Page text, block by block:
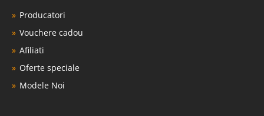
Producatori
Vouchere cadou
Afiliati
Oferte speciale
Modele Noi